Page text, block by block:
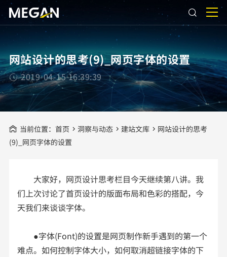
网站设计的思考(9)_网页字体的设置
2019-04-15 16:39:39
当前位置： 首页 洞察与动态 建站文库
网站设计的思考
(9)_网页字体的设置
大家好，网页设计思考栏目今天继续第八讲。我
们上次讨论了首页设计的版面布局和色彩的搭配，今
天我们来谈谈字体。
●字体(Font)的设置是网页制作新手遇到的第一个
难点。如何控制字体大小，如何取消超链接字体的下